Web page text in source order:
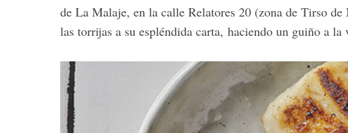
de La Malaje, en la calle Relatores 20 (zona de Tirso
las torrijas a su espléndida carta, haciendo un guiño a la